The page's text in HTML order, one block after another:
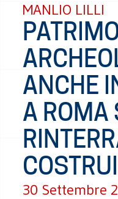
MANLIO LILLI
ANCHE
A ROMA
30 Settembre